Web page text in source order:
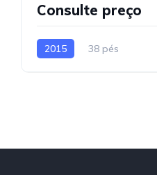
Consulte preço
2015 38 pés